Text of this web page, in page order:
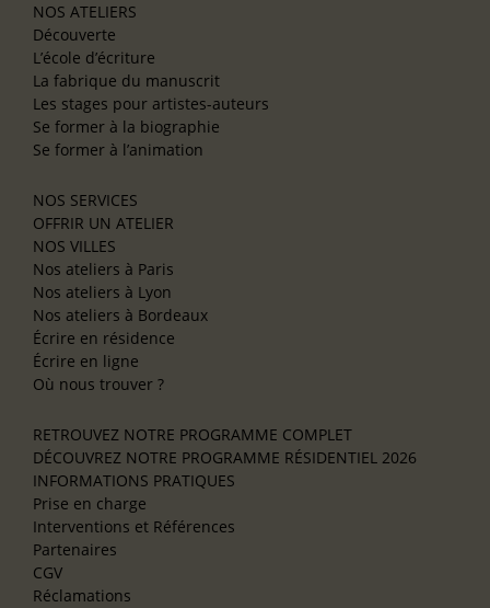
NOS ATELIERS
Découverte
L’école d’écriture
La fabrique du manuscrit
Les stages pour artistes-auteurs
Se former à la biographie
Se former à l’animation
NOS SERVICES
OFFRIR UN ATELIER
NOS VILLES
Nos ateliers à Paris
Nos ateliers à Lyon
Nos ateliers à Bordeaux
Écrire en résidence
Écrire en ligne
Où nous trouver ?
RETROUVEZ NOTRE PROGRAMME COMPLET
DÉCOUVREZ NOTRE PROGRAMME RÉSIDENTIEL 2026
INFORMATIONS PRATIQUES
Prise en charge
Interventions et Références
Partenaires
CGV
Réclamations